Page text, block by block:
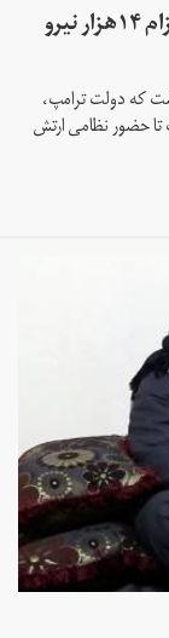
وال‌استریت ژورنال: ترامپ در حال بررسی اعزام ۱۴هزار نیرو
که دولت ترامپ،
حضور نظامی ارتش